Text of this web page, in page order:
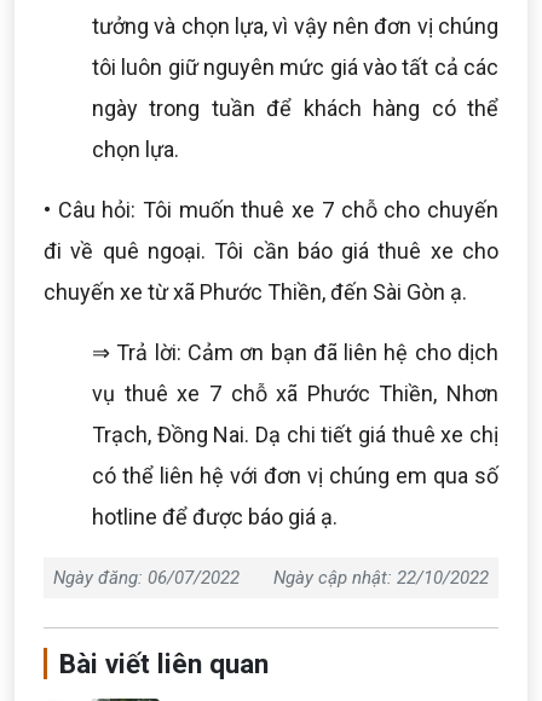
tưởng và chọn lựa, vì vậy nên đơn vị chúng
tôi luôn giữ nguyên mức giá vào tất cả các
ngày trong tuần để khách hàng có thể
chọn lựa.
• Câu hỏi: Tôi muốn thuê xe 7 chỗ cho chuyến
đi về quê ngoại. Tôi cần báo giá thuê xe cho
chuyến xe từ xã Phước Thiền, đến Sài Gòn ạ.
⇒ Trả lời: Cảm ơn bạn đã liên hệ cho dịch
vụ thuê xe 7 chỗ xã Phước Thiền, Nhơn
Trạch, Đồng Nai. Dạ chi tiết giá thuê xe chị
có thể liên hệ với đơn vị chúng em qua số
hotline để được báo giá ạ.
Ngày đăng: 06/07/2022 Ngày cập nhật: 22/10/2022
Bài viết liên quan